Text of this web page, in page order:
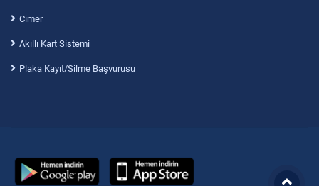
Cimer
Akıllı Kart Sistemi
Plaka Kayıt/Silme Başvurusu